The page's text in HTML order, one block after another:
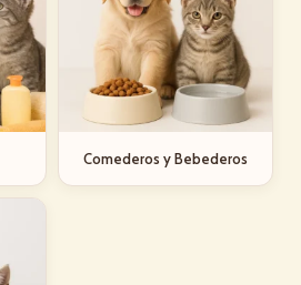
Comederos y Bebederos